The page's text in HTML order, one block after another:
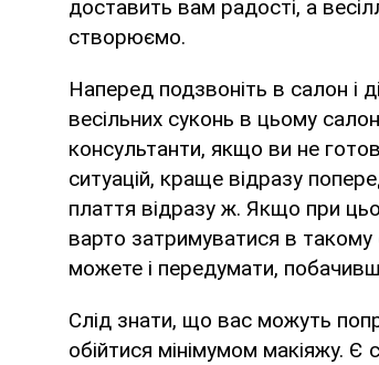
доставить вам радості, а
створюємо.
Наперед подзвоніть в салон і
весільних суконь в цьому
консультанти, якщо ви не
ситуацій, краще відразу
плаття відразу ж. Якщо при
варто затримуватися в
можете і передумати,
Слід знати, що вас можуть
обійтися мінімумом макіяжу.